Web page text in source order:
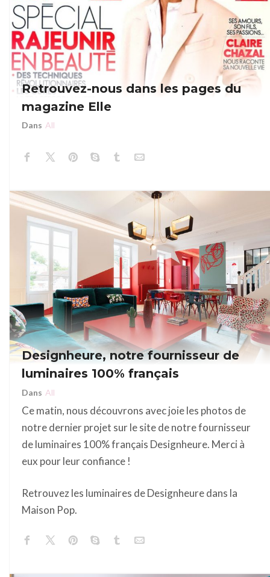
Retrouvez-nous dans les pages du
magazine Elle
Dans All
Designheure, notre fournisseur de
luminaires 100% français
Dans All
Ce matin, nous découvrons avec joie les photos de
notre dernier projet sur le site de notre fournisseur
de luminaires 100% français Designheure. Merci à
eux pour leur confiance !
Retrouvez les luminaires de Designheure dans la
Maison Pop.